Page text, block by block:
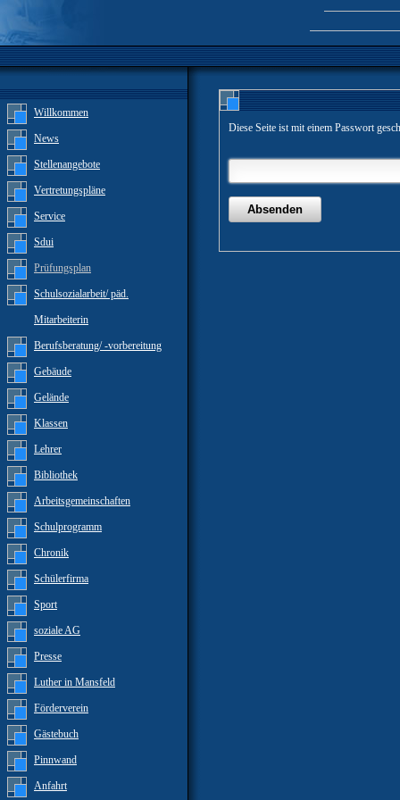
Willkommen
News
Stellenangebote
Vertretungspläne
Service
Sdui
Prüfungsplan
Schulsozialarbeit/ päd.
Mitarbeiterin
Berufsberatung/ -vorbereitung
Gebäude
Gelände
Klassen
Lehrer
Bibliothek
Arbeitsgemeinschaften
Schulprogramm
Chronik
Schülerfirma
Sport
soziale AG
Presse
Luther in Mansfeld
Förderverein
Gästebuch
Pinnwand
Anfahrt
Diese Seite ist mit einem Passwort